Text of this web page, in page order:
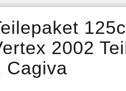
/
2002
Cagiva